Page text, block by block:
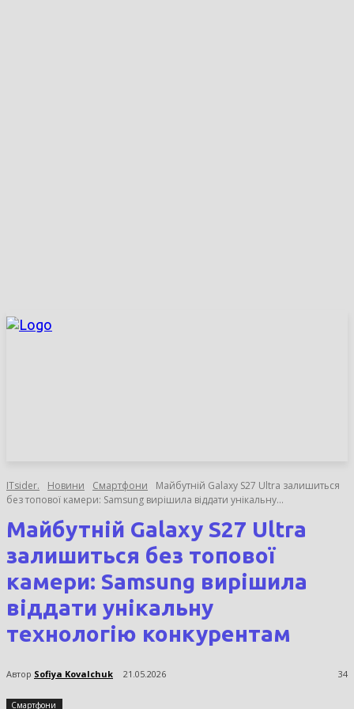
ITsider. Новини Смартфони
Майбутній Galaxy S27 Ultra залишиться
без топової камери: Samsung вирішила віддати унікальну...
Майбутній Galaxy S27 Ultra
залишиться без топової
камери: Samsung вирішила
віддати унікальну
технологію конкурентам
Автор Sofiya Kovalchuk 21.05.2026 34
Смартфони